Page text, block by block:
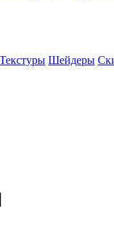
Текстуры Шейдеры